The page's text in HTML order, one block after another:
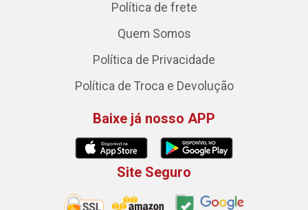
Política de frete
Quem Somos
Política de Privacidade
Política de Troca e Devolução
Baixe já nosso APP
Site Seguro